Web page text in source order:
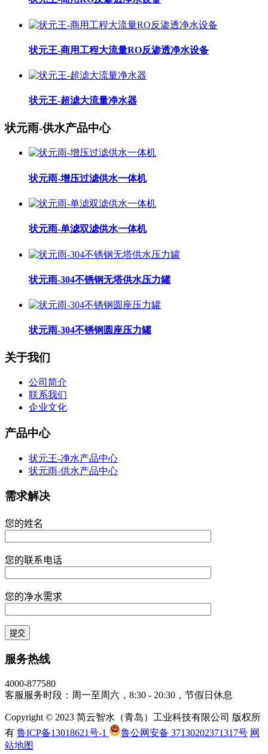
状元王-商用工程大流量RO反渗透净水设备
状元王-超滤大流量净水器
状元雨-供水产品中心
状元雨-增压过滤供水一体机
状元雨-单滤双滤供水一体机
状元雨-304不锈钢无塔供水压力罐
状元雨-304不锈钢圆座压力罐
关于我们
公司简介
联系我们
企业文化
产品中心
状元王-净水产品中心
状元雨-供水产品中心
需求解决
您的姓名
您的联系电话
您的净水需求
服务热线
4000-877580
客服服务时段：周一至周六，8:30 - 20:30，节假日休息
Copyright © 2023 简云智水（青岛）工业科技有限公司 版权所
有 鲁ICP备13018621号-1 鲁公网安备 37130202371317号 网
站地图